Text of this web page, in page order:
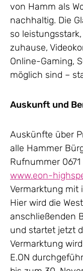
von Hamm als
nachhaltig. Die
so
zuhause,
Online-Gaming,
möglich sind –
Auskunft und
Auskünfte über
alle Hammer
Rufnummer
www.eon-
Vermarktung mit
Hier wird die
anschließenden
und startet jetzt
Vermarktung
E.ON